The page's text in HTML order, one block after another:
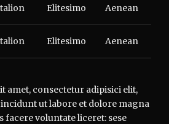
Elitesimo Aenean
Elitesimo Aenean
amet, consectetur adipisici elit,
ut labore et dolore magna
facere voluntate liceret: sese